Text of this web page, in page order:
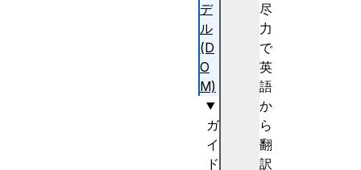
尽
力
で
英
語
か
ら
翻
訳
デ
ル
(D
O
M)
ガ
イ
ド